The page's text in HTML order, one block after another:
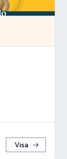
Visa